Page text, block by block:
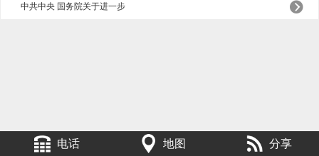
中共中央 国务院关于进一步
电话 地图 分享